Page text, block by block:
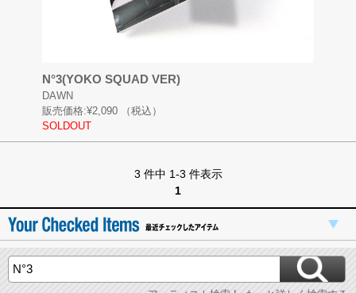
N°3(YOKO SQUAD VER)
DAWN
販売価格:¥2,090
（税込）
SOLDOUT
3 件中 1-3 件表示
1